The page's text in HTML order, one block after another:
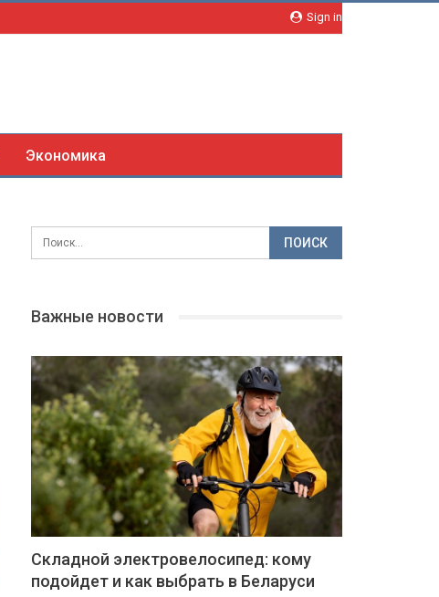
Sign in
Экономика
Важные новости
Складной электровелосипед: кому
подойдет и как выбрать в Беларуси